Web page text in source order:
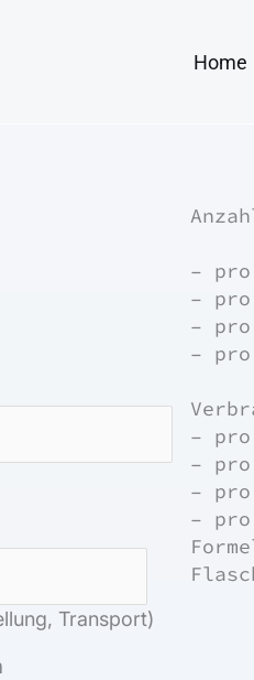
Home
Transport)
–
–
– pro
–
–
–
– pro
–